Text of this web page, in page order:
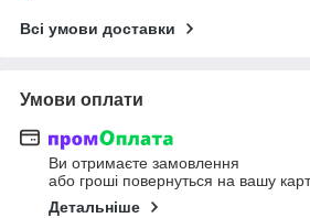
Всі умови доставки
Умови оплати
Ви отримаєте замовлення
або гроші повернуться на вашу
Детальніше